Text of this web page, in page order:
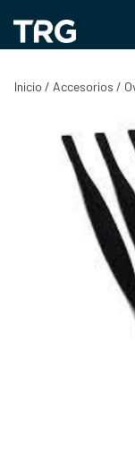
contenido
Inicio / Accesorios /